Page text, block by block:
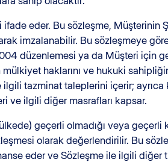
eder. Bu sözleşme, Müşterinin
imzalanabilir. Bu sözleşmeye
düzenlemesi ya da Müşteri için
haklarını ve hukuki
tazminat taleplerini içerir; ayrıca
ve ilgili diğer masrafları kapsar.
geçerli olmadığı veya
olarak değerlendirilir. Bu
eder ve Sözleşme ile ilgili diğer